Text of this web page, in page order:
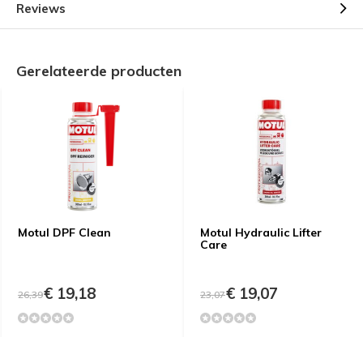
Reviews
Gerelateerde producten
Motul DPF Clean
26,39€ 19,18
Motul Hydraulic Lifter
Care
23,07€ 19,07